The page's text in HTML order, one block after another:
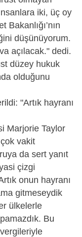
iki, üç oy
düşünüyorum.
açılacak." dedi.
düzey hukuk
olduğunu
"Artık hayranı
Marjorie Taylor
vakit
da sert yanıt
çizgi
onun hayranı
gitmeseydik
ülkelerle
Bu